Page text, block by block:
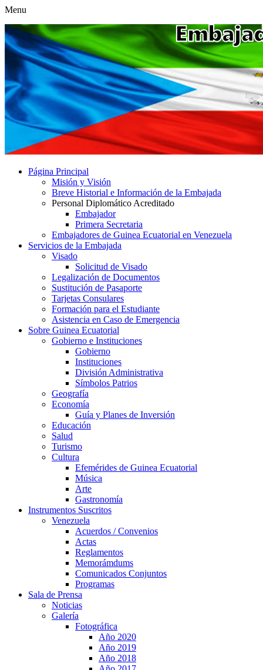
Menu
Página Principal
Misión y Visión
Breve Historial e Información de la Embajada
Personal Diplomático Acreditado
Embajador
Primera Secretaria
Embajadores de Guinea Ecuatorial en Venezuela
Servicios de la Embajada
Visado
Solicitud de Visado
Legalización de Documentos
Sustitución de Pasaporte
Tarjetas Consulares
Formación para el Estudiante
Asistencia en Caso de Emergencia
Sobre Guinea Ecuatorial
Gobierno e Instituciones
Gobierno
Instituciones
División Administrativa
Símbolos Patrios
Geografía
Economía
Guía y Planes de Inversión
Educación
Salud
Turismo
Cultura
Efemérides de Guinea Ecuatorial
Música
Arte
Gastronomía
Instrumentos Suscritos
Venezuela
Acuerdos / Convenios
Actas
Reglamentos
Memorámdums
Comunicados Conjuntos
Programas
Sala de Prensa
Noticias
Galería
Fotográfica
Año 2020
Año 2019
Año 2018